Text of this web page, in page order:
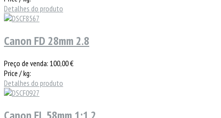
Detalhes do produto
Canon FD 28mm 2.8
Preço de venda: 100,00 €
Price / kg:
Detalhes do produto